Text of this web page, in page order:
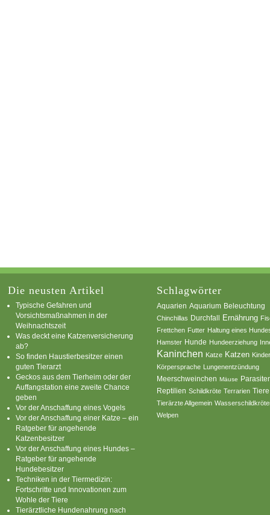
Die neusten Artikel
Typische Gefahren und
Vorsichtsmaßnahmen in der
Weihnachtszeit
Was deckt eine Katzenversicherung
ab?
So finden Haustierbesitzer einen
guten Tierarzt
Geckos aus dem Tierheim oder der
Auffangstation eine zweite Chance
geben
Vor der Anschaffung eines Vogels
Vor der Anschaffung einer Katze – ein
Ratgeber für angehende
Katzenbesitzer
Vor der Anschaffung eines Hundes –
Ratgeber für angehende
Hundebesitzer
Techniken in der Tiermedizin:
Fortschritte und Innovationen zum
Wohle der Tiere
Tierärztliche Hundenahrung nach
Schlagwörter
Aquarien Aquarium Beleuchtung
Chinchillas Durchfall Ernährung
Frettchen Futter Haltung eines
Hamster Hunde Hundeerziehung
Kaninchen Katze Katzen
Körpersprache Lungenentzündung
Meerschweinchen Mäuse
Reptilien Schildkröte Terrarien Tiere
Tierärzte Allgemein
Welpen